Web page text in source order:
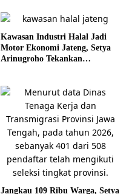
Kawasan Industri Halal Jadi
Motor Ekonomi Jateng, Setya
Arinugroho Tekankan
Jangkau 109 Ribu Warga, Setya